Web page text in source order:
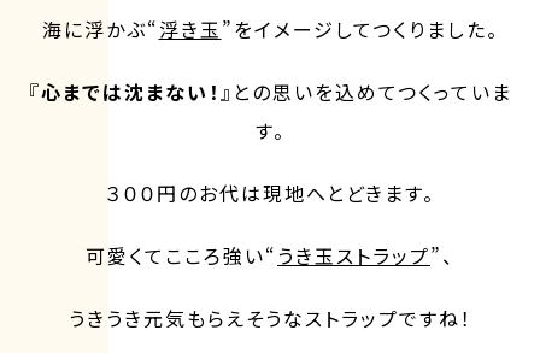
海に浮かぶ“浮き玉”をイメージしてつくりました。
『心までは沈まない！』との思いを込めてつくっていま
す。
３００円のお代は現地へとどきます。
可愛くてこころ強い“ うき玉ストラップ”、
うきうき元気もらえそうなストラップですね！